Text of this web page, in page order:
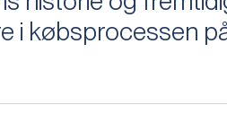
i købsprocessen